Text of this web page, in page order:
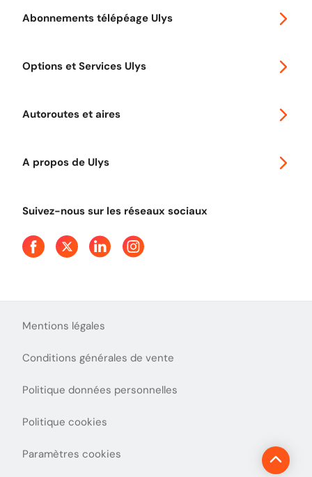
Abonnements télépéage Ulys
Options et Services Ulys
Autoroutes et aires
A propos de Ulys
Presse
Suivez-nous sur les réseaux sociaux
Mentions légales
Conditions générales de vente
Politique données personnelles
Politique cookies
Paramètres cookies